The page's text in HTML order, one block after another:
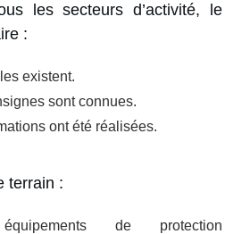
les secteurs d’activité, le
:
existent.
sont connues.
ont été réalisées.
terrain :
de protection